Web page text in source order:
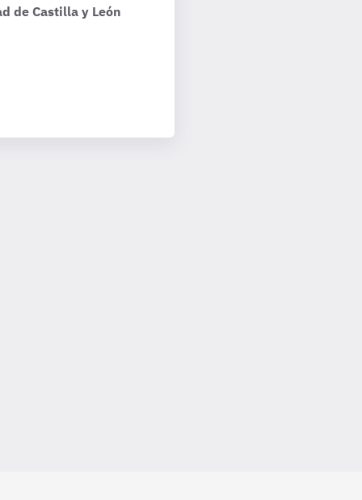
de Castilla y León